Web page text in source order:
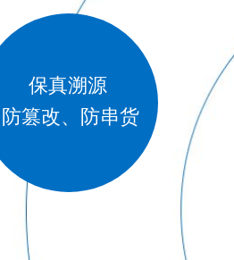
保真溯源
防篡改、防串货